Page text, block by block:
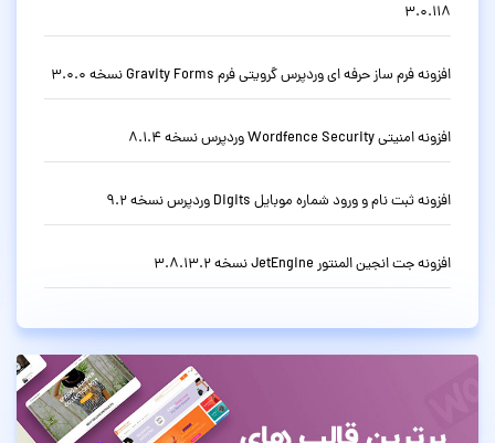
3.0.118
افزونه فرم ساز حرفه ای وردپرس گرویتی فرم Gravity Forms نسخه 3.0.0
افزونه امنیتی Wordfence Security وردپرس نسخه 8.1.4
افزونه ثبت نام و ورود شماره موبایل Digits وردپرس نسخه 9.2
افزونه جت انجین المنتور JetEngine نسخه 3.8.13.2